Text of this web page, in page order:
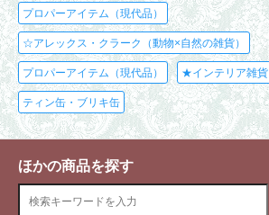
プロパーアイテム（現代品）
☆アレックス・クラーク（動物×自然の雑貨）
プロパーアイテム（現代品） ★インテリア雑貨
ティン缶・ブリキ缶
ほかの商品を探す